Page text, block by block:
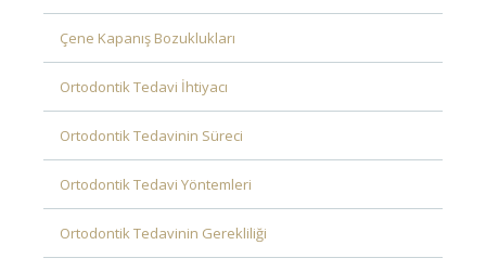
Çene Kapanış Bozuklukları
Ortodontik Tedavi İhtiyacı
Ortodontik Tedavinin Süreci
Ortodontik Tedavi Yöntemleri
Ortodontik Tedavinin Gerekliliği